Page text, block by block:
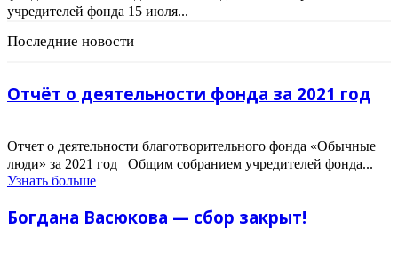
учредителей фонда 15 июля...
Последние новости
Отчёт о деятельности фонда за 2021 год
Отчет о деятельности благотворительного фонда «Обычные
люди» за 2021 год Общим собранием учредителей фонда...
Узнать больше
Богдана Васюкова — сбор закрыт!